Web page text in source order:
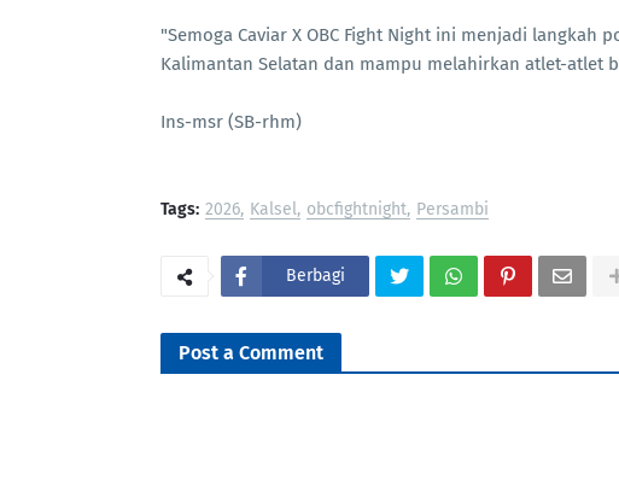
"Semoga Caviar X OBC Fight Night ini menjadi
Kalimantan Selatan dan mampu melahirkan atlet-atlet
Ins-msr (SB-rhm)
Tags: 2026 Kalsel obcfightnight Persambi
Berbagi
Post a Comment